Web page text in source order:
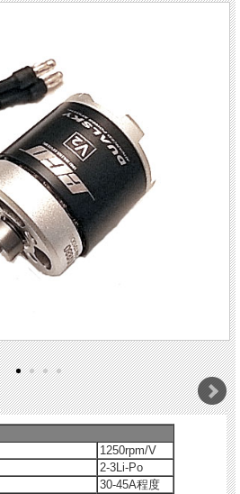
1250rpm/V
2-3Li-Po
30-45A程度